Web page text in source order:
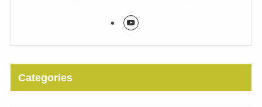
Categories